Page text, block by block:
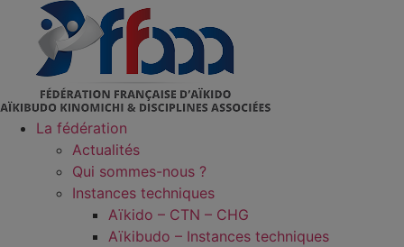
contenu
La fédération
Actualités
Qui sommes-nous ?
Instances techniques
Aïkido – CTN – CHG
Aïkibudo – Instances techniques